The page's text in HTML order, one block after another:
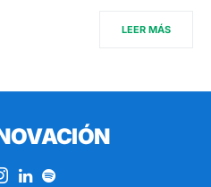
LEER MÁS